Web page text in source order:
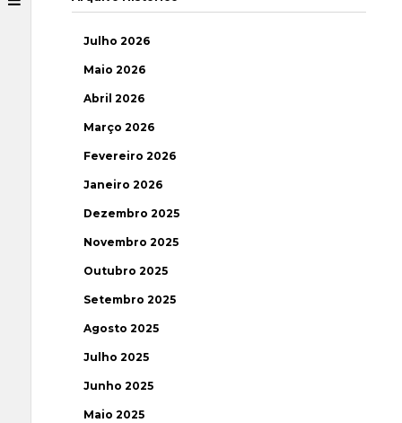
Julho 2026
Maio 2026
Abril 2026
Março 2026
Fevereiro 2026
Janeiro 2026
Dezembro 2025
Novembro 2025
Outubro 2025
Setembro 2025
Agosto 2025
Julho 2025
Junho 2025
Maio 2025